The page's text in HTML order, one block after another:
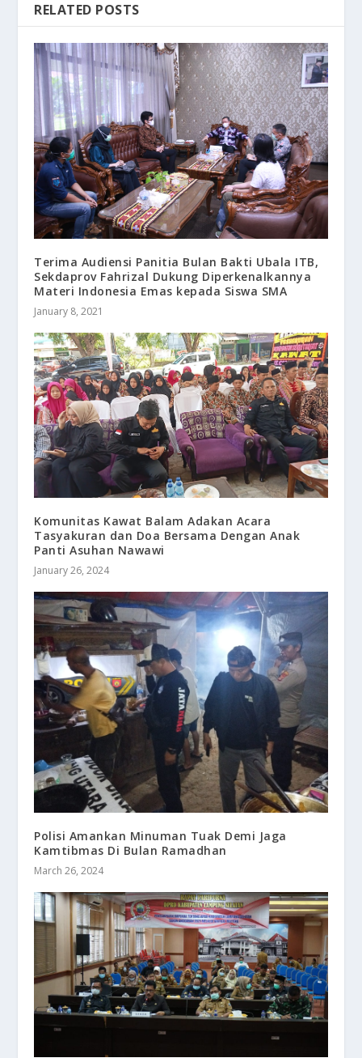
RELATED POSTS
Terima Audiensi Panitia Bulan Bakti Ubala ITB,
Sekdaprov Fahrizal Dukung Diperkenalkannya
Materi Indonesia Emas kepada Siswa SMA
January 8, 2021
Komunitas Kawat Balam Adakan Acara
Tasyakuran dan Doa Bersama Dengan Anak
Panti Asuhan Nawawi
January 26, 2024
Polisi Amankan Minuman Tuak Demi Jaga
Kamtibmas Di Bulan Ramadhan
March 26, 2024